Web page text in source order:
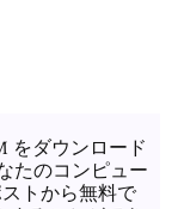
をダウンロード
たのコンピュー
トから無料で